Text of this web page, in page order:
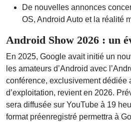
De nouvelles annonces
OS, Android Auto et la réalité
Android Show 2026 : un
En 2025, Google avait initié un
les amateurs d’Android avec
conférence, exclusivement dédiée
d’exploitation, revient en 2026.
sera diffusée sur YouTube à 19
format préenregistré permettra à